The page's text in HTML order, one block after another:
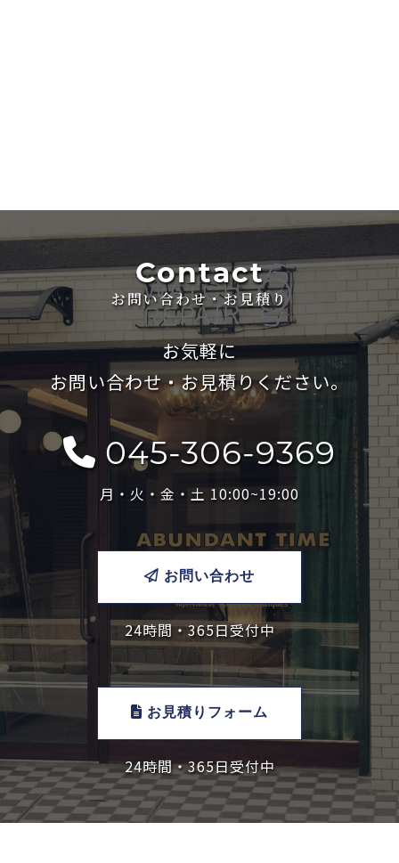
Contact
お問い合わせ・お見積り
お気軽に
お問い合わせ・お見積りください。
045-306-9369
月・火・金・土 10:00~19:00
お問い合わせ
24時間・365日受付中
お見積りフォーム
24時間・365日受付中